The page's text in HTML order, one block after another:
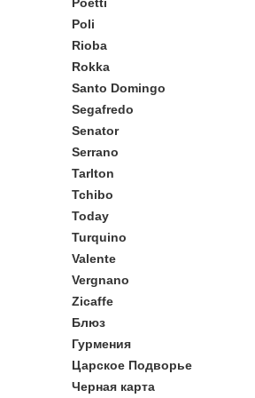
Poli
Rioba
Rokka
Santo Domingo
Segafredo
Senator
Serrano
Tarlton
Tchibo
Today
Turquino
Valente
Vergnano
Zicaffe
Блюз
Гурмения
Царское Подворье
Черная карта